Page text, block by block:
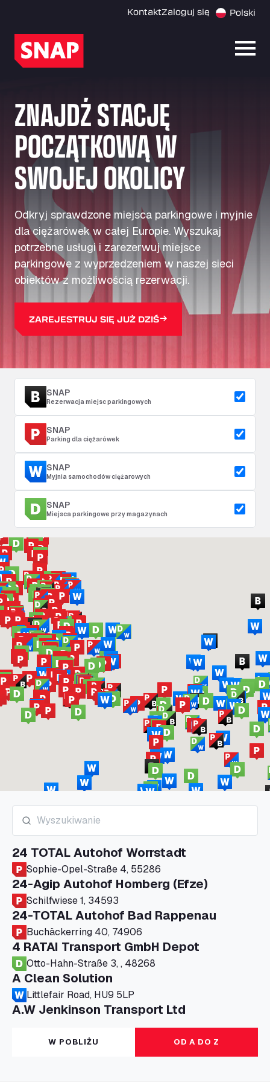
KontaktZaloguj się Polski
ZNAJDŹ STACJĘ
POCZĄTKOWĄ W
SWOJEJ OKOLICY
Odkryj sprawdzone miejsca parkingowe i myjnie
dla ciężarówek w całej Europie. Wyszukaj
potrzebne usługi i zarezerwuj miejsce
parkingowe z wyprzedzeniem w naszej sieci
obiektów z możliwością rezerwacji.
ZAREJESTRUJ SIĘ JUŻ DZIŚ
SNAP
Rezerwacja miejsc parkingowych
SNAP
Parking dla ciężarówek
SNAP
Myjnia samochodów ciężarowych
SNAP
Miejsca parkingowe przy magazynach
24 TOTAL Autohof Worrstadt
Sophie-Opel-Straße 4, 55286
24-Agip Autohof Homberg (Efze)
Schilfwiese 1, 34593
24-TOTAL Autohof Bad Rappenau
Buchäckerring 40, 74906
4 RATAI Transport GmbH Depot
Otto-Hahn-Straße 3, , 48268
A Clean Solution
Littlefair Road, HU9 5LP
A.W Jenkinson Transport Ltd
Progress House, ME11 5GA
A+G Nettetal - Depot Parking
Am Panneschopp 7, 41334
W POBLIŻU OD A DO Z